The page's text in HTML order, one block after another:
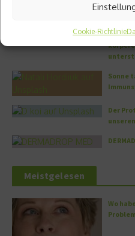
Cookie-Richtlinie
Sonne
Der
Meistgelesen
Wo